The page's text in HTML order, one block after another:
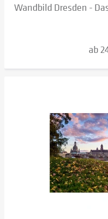
Wandbild Dresden -
ab